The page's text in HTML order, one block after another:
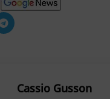
Cassio Gusson